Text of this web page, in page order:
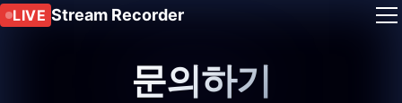
LIVE Stream Recorder
문의하기